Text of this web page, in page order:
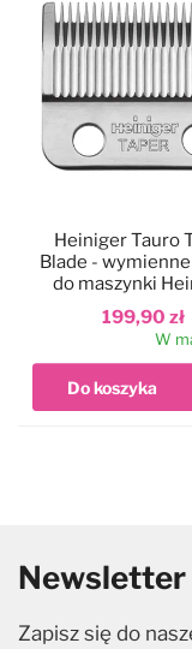
199,90 zł
Heiniger Tauro
Blade -
do maszynki
Tauro, długość
0,9-2,1mm
W
Newsletter
Zapisz się do